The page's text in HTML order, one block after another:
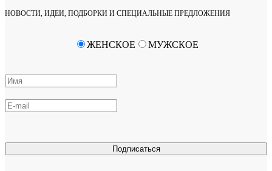
НОВОСТИ, ИДЕИ, ПОДБОРКИ И СПЕЦИАЛЬНЫЕ ПРЕДЛОЖЕНИЯ
Подписаться
ЖЕНСКОЕ МУЖСКОЕ